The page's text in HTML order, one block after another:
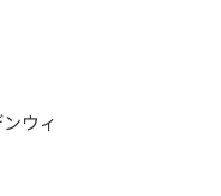
ウィ